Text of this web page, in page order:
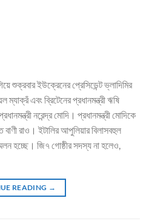
শুক্রবার ইউক্রেনের প্রেসিডেন্ট ভ্লাদিমির
ম্যাক্রঁ এবং ব্রিটেনের প্রধানমন্ত্রী ঋষি
নরেন্দ্র মোদি। প্রধানমন্ত্রী মোদিকে
বাণী রাও। ইটালির আপুলিয়ার বিলাসবহুল
হচ্ছে। জি৭ গোষ্ঠীর সদস্য না হলেও,
READING →